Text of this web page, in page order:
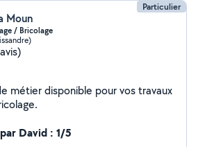
Particulier
Moun
/ Bricolage
métier disponible pour vos travaux
David : 1/5